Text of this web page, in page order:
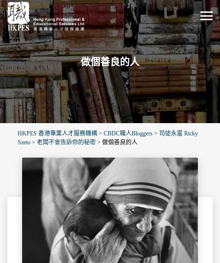
做個善良的人
HKPES 香港專業人才服務機構 > CBDC職人Bloggers > 司徒永富 Ricky
Szeto > 老闆不會告訴你的秘密 > 做個善良的人